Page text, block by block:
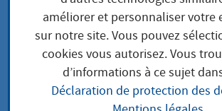
Aktivierungs-
améliorer et personnaliser votre
sur notre site. Vous pouvez
cookies vous autorisez. Vous
d’informations à ce sujet
Déclaration de protection des